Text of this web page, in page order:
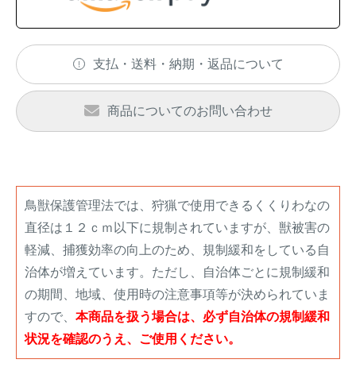
支払・送料・納期・返品について
商品についてのお問い合わせ
鳥獣保護管理法では、狩猟で使用できるくくりわなの
直径は１２ｃｍ以下に規制されていますが、獣被害の
軽減、捕獲効率の向上のため、規制緩和をしている自
治体が増えています。ただし、自治体ごとに規制緩和
の期間、地域、使用時の注意事項等が決められていま
すので、 本商品を扱う場合は、必ず自治体の規制緩和
状況を確認のうえ、ご使用ください。
閉じる